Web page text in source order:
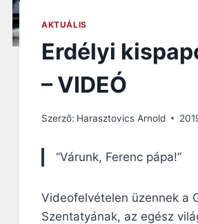
AKTUÁLIS
Erdélyi
– VIDEÓ
Szerző: Harasztovics Arnold
“Várunk, Ferenc pápa!”
Videofelvételen üzennek a
Szentatyának, az egész